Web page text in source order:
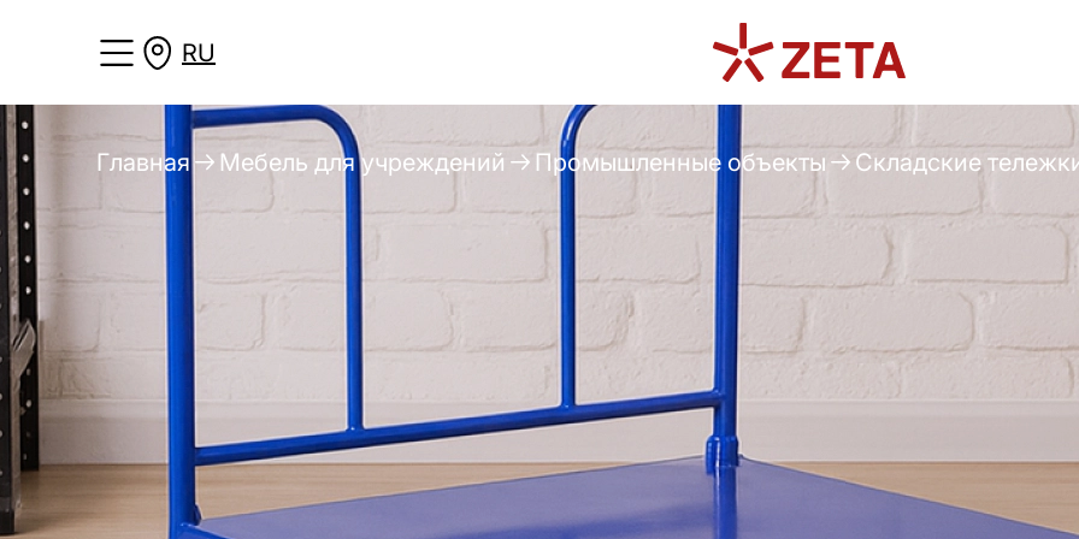
RU
Главная Мебель для учреждений Промышленные объекты Складские